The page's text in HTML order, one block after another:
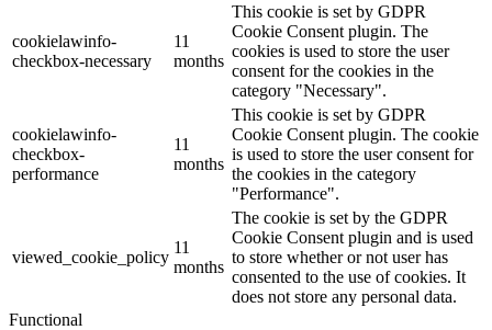
cookielawinfo-
checkbox-necessary
11
months
This cookie is set by GDPR
Cookie Consent plugin. The
cookies is used to store the user
consent for the cookies in the
category "Necessary".
cookielawinfo-
checkbox-
performance
11
months
This cookie is set by GDPR
Cookie Consent plugin. The cookie
is used to store the user consent for
the cookies in the category
"Performance".
viewed_cookie_policy
11
months
The cookie is set by the GDPR
Cookie Consent plugin and is used
to store whether or not user has
consented to the use of cookies. It
does not store any personal data.
Functional